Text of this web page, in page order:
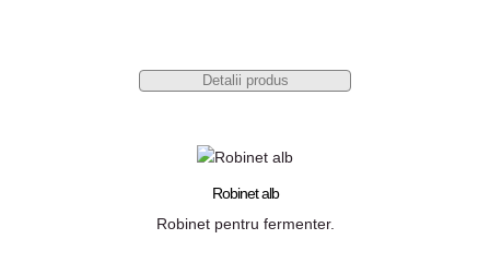
Detalii produs
Robinet alb
Robinet pentru fermenter.